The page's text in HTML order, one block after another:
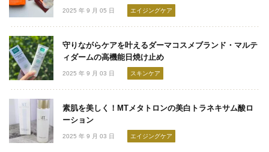
2025 年 9 月 05 日 エイジングケア
守りながらケアを叶えるダーマコスメブランド・マルテ
ィダームの高機能日焼け止め
2025 年 9 月 03 日 スキンケア
素肌を美しく！MTメタトロンの美白トラネキサム酸ロ
ーション
2025 年 9 月 03 日 エイジングケア